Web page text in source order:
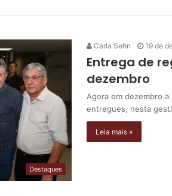
Destaques
Carla Sehn 19 de
Entrega de
dezembro
Agora em dezembro
entregues, nesta
Leia mais »